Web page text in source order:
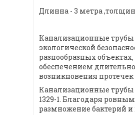
Длинна - 3 метра
Канализационные трубы
экологической
разнообразных
обеспечением
возникновения
Канализационные трубы
1329-1. Благодаря
размножение бактерий и